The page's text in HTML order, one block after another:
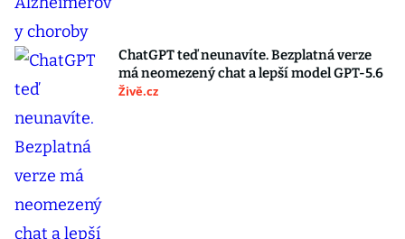
ChatGPT teď neunavíte. Bezplatná verze
má neomezený chat a lepší model GPT-5.6
Živě.cz